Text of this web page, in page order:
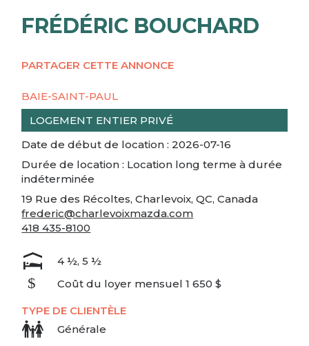
FRÉDÉRIC BOUCHARD
PARTAGER CETTE ANNONCE
BAIE-SAINT-PAUL
LOGEMENT ENTIER PRIVÉ
Date de début de location : 2026-07-16
Durée de location : Location long terme à durée
indéterminée
19 Rue des Récoltes, Charlevoix, QC, Canada
frederic@charlevoixmazda.com
418 435-8100
4 ½, 5 ½
Coût du loyer mensuel 1 650 $
TYPE DE CLIENTÈLE
Générale